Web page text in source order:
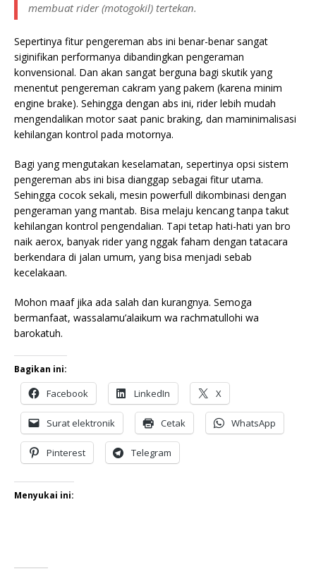
membuat rider (motogokil) tertekan.
Sepertinya fitur pengereman abs ini benar-benar sangat
siginifikan performanya dibandingkan pengeraman
konvensional. Dan akan sangat berguna bagi skutik yang
menentut pengereman cakram yang pakem (karena minim
engine brake). Sehingga dengan abs ini, rider lebih mudah
mengendalikan motor saat panic braking, dan maminimalisasi
kehilangan kontrol pada motornya.
Bagi yang mengutakan keselamatan, sepertinya opsi sistem
pengereman abs ini bisa dianggap sebagai fitur utama.
Sehingga cocok sekali, mesin powerfull dikombinasi dengan
pengeraman yang mantab. Bisa melaju kencang tanpa takut
kehilangan kontrol pengendalian. Tapi tetap hati-hati yan bro
naik aerox, banyak rider yang nggak faham dengan tatacara
berkendara di jalan umum, yang bisa menjadi sebab
kecelakaan.
Mohon maaf jika ada salah dan kurangnya. Semoga
bermanfaat, wassalamu’alaikum wa rachmatullohi wa
barokatuh.
Bagikan ini:
Facebook LinkedIn X
Surat elektronik Cetak WhatsApp
Pinterest Telegram
Menyukai ini: